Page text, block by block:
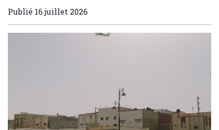
Publié 16 juillet 2026